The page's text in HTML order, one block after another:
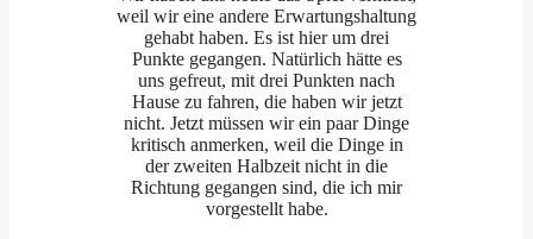
weil wir eine andere Erwartungshaltung
gehabt haben. Es ist hier um drei
Punkte gegangen. Natürlich hätte es
uns gefreut, mit drei Punkten nach
Hause zu fahren, die haben wir jetzt
nicht. Jetzt müssen wir ein paar Dinge
kritisch anmerken, weil die Dinge in
der zweiten Halbzeit nicht in die
Richtung gegangen sind, die ich mir
vorgestellt habe.